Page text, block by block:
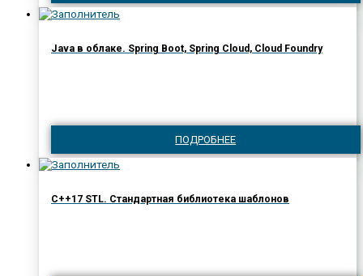
Java в облаке. Spring Boot, Spring Cloud, Cloud Foundry
ПОДРОБНЕЕ
C++17 STL. Стандартная библиотека шаблонов